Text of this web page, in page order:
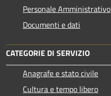
Personale Amministrativo
Documenti e dati
CATEGORIE DI SERVIZIO
Anagrafe e stato civile
Cultura e tempo libero